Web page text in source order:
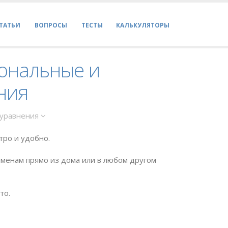
КАЛЬКУЛЯТОРЫ
ТЕСТЫ
ВОПРОСЫ
и
и удобно.
прямо из дома или в любом другом